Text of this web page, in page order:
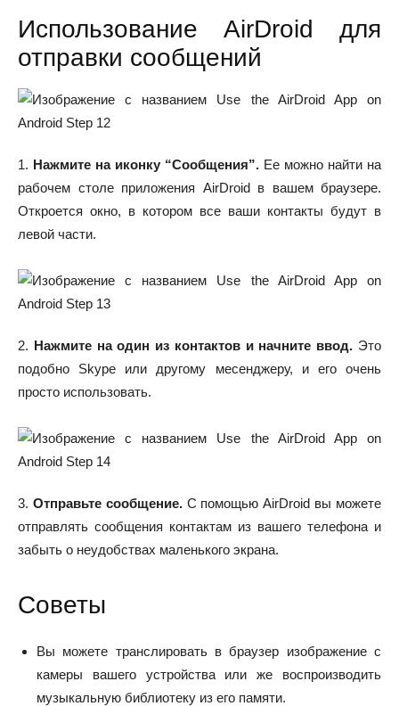
Использование AirDroid для
отправки сообщений
1. Нажмите на иконку “Сообщения”. Ее можно найти на
рабочем столе приложения AirDroid в вашем браузере.
Откроется окно, в котором все ваши контакты будут в
левой части.
2. Нажмите на один из контактов и начните ввод. Это
подобно Skype или другому месенджеру, и его очень
просто использовать.
3. Отправьте сообщение.С помощью AirDroid вы можете
отправлять сообщения контактам из вашего телефона и
забыть о неудобствах маленького экрана.
Советы
Вы можете транслировать в браузер изображение с
камеры вашего устройства или же воспроизводить
музыкальную библиотеку из его памяти.